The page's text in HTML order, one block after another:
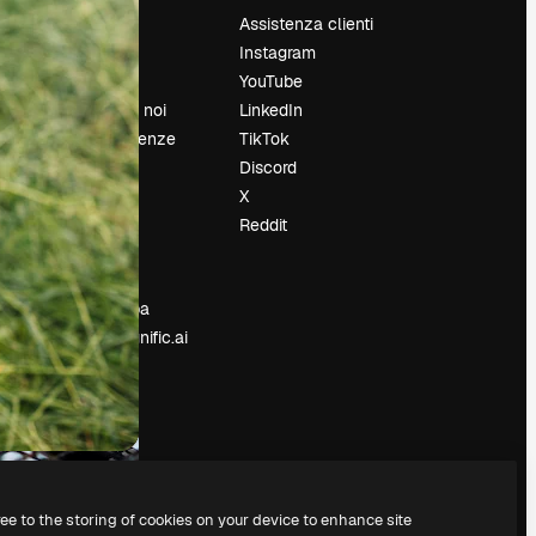
Prezzi
Chi siamo
Recensioni
Lavora con noi
Cerca tendenze
Blog
Eventi
Slidesgo
Vendi i tuoi
contenuti
Sala stampa
Cerchi magnific.ai
Assistenza clienti
Instagram
YouTube
LinkedIn
TikTok
Discord
X
Reddit
to the storing of cookies on your device to enhance site